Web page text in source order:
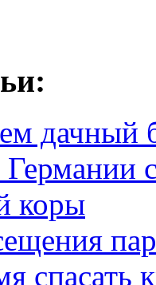
дачный
коры
спасать